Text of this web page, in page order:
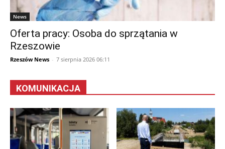
News
Oferta pracy: Osoba do sprzątania w
Rzeszowie
Rzeszów News - 7 sierpnia 2026 06:11
KOMUNIKACJA